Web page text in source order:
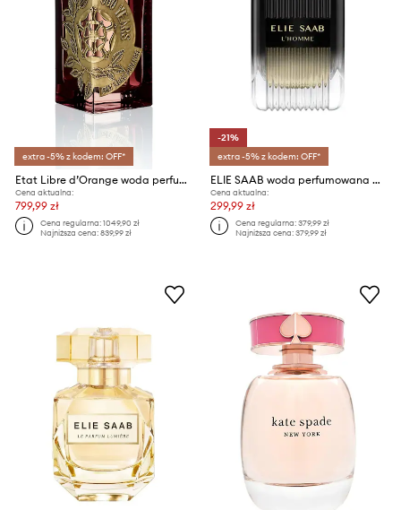
extra -5% z kodem: OFF*
Etat Libre d’Orange woda perfumowana EdP Nat. Spray 100 ml
Cena aktualna:
799,99 zł
Cena regularna:1049,90 zł
Najniższa cena:839,99 zł
-21%
extra -5% z kodem: OFF*
ELIE SAAB woda perfumowana ES L'Homme EDP 50ml
Cena aktualna:
299,99 zł
Cena regularna:379,99 zł
Najniższa cena:379,99 zł